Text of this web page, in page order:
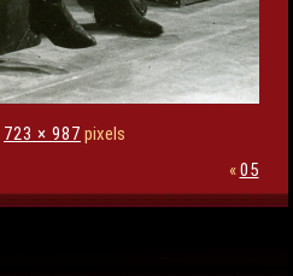
723 × 987 pixels
«05